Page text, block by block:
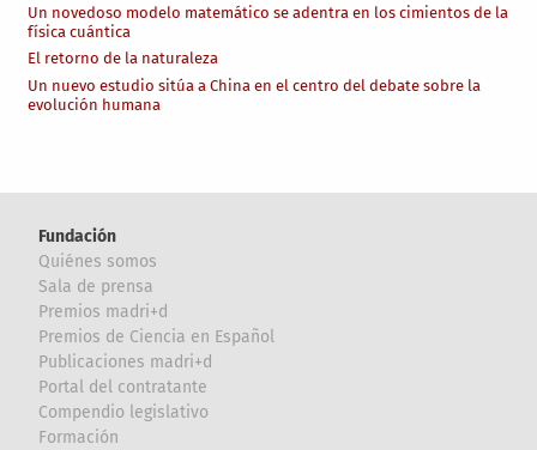
Un novedoso modelo matemático se adentra en los cimientos de la
física cuántica
El retorno de la naturaleza
Un nuevo estudio sitúa a China en el centro del debate sobre la
evolución humana
Fundación
Quiénes somos
Sala de prensa
Premios madri+d
Premios de Ciencia en Español
Publicaciones madri+d
Portal del contratante
Compendio legislativo
Formación